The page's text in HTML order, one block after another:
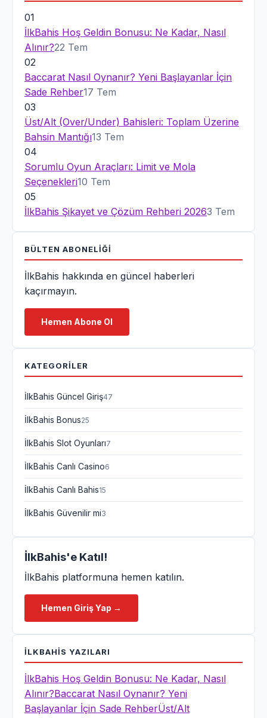
01
İlkBahis Hoş Geldin Bonusu: Ne Kadar, Nasıl
Alınır?22 Tem
02
Baccarat Nasıl Oynanır? Yeni Başlayanlar İçin
Sade Rehber17 Tem
03
Üst/Alt (Over/Under) Bahisleri: Toplam Üzerine
Bahsin Mantığı13 Tem
04
Sorumlu Oyun Araçları: Limit ve Mola
Seçenekleri10 Tem
05
İlkBahis Şikayet ve Çözüm Rehberi 20263 Tem
BÜLTEN ABONELIĞI
İlkBahis hakkında en güncel haberleri
kaçırmayın.
Hemen Abone Ol
KATEGORILER
İlkBahis Güncel Giriş47
İlkBahis Bonus25
İlkBahis Slot Oyunları7
İlkBahis Canlı Casino6
İlkBahis Canlı Bahis15
İlkBahis Güvenilir mi3
İlkBahis'e Katıl!
İlkBahis platformuna hemen katılın.
Hemen Giriş Yap →
İLKBAHIS YAZILARI
İlkBahis Hoş Geldin Bonusu: Ne Kadar, Nasıl
Alınır?Baccarat Nasıl Oynanır? Yeni
Başlayanlar İçin Sade RehberÜst/Alt